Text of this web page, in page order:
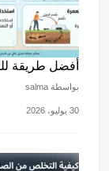
أفضل طريقة
بواسطة salma
30 يوليو، 2026